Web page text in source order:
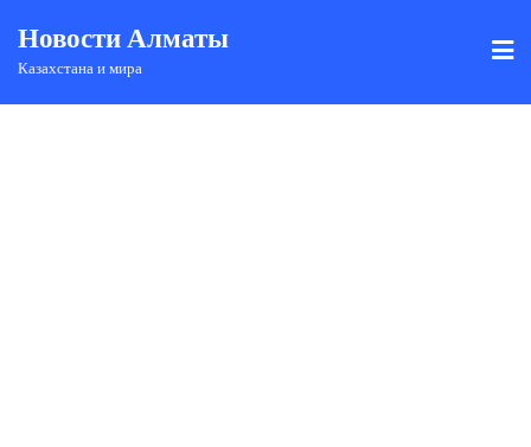
Новости Алматы
Казахстана и мира